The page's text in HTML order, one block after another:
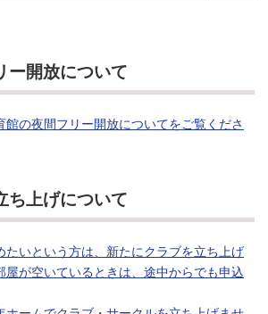
ー開放について
の夜間フリー開放についてをご覧くださ
ち上げについて
たいという方は、新たにクラブを立ち上げ
屋が空いているときは、途中からでも申込